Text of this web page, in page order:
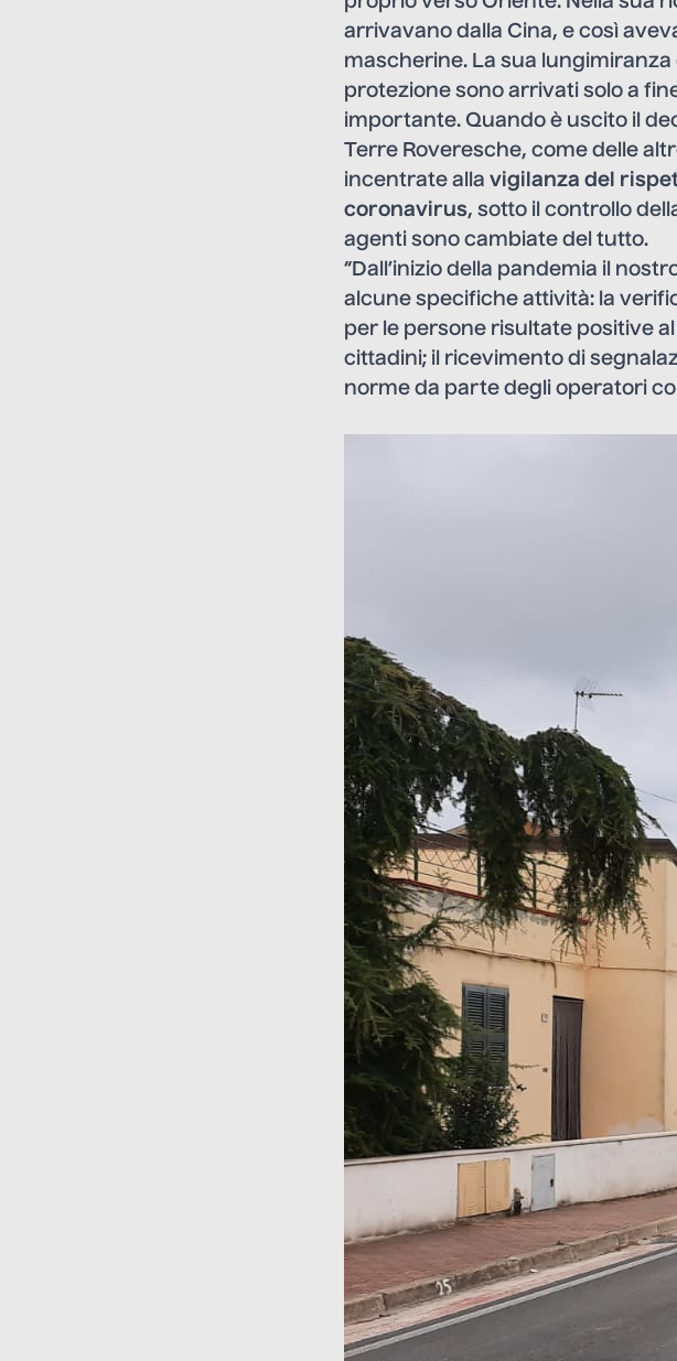
arrivavano dalla Cina, e così
mascherine. La sua
protezione sono arrivati solo a
importante. Quando è uscito il
Terre Roveresche, come delle
incentrate alla vigilanza del
coronavirus, sotto il controllo
agenti sono cambiate del tutto.
“Dall’inizio della pandemia il
alcune specifiche attività: la
per le persone risultate positive
cittadini; il ricevimento di
norme da parte degli operatori